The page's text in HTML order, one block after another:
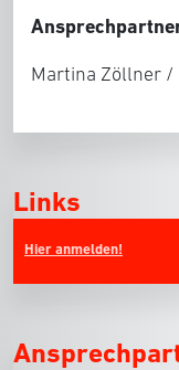
Martina Zöllner /
Links
Hier anmelden!